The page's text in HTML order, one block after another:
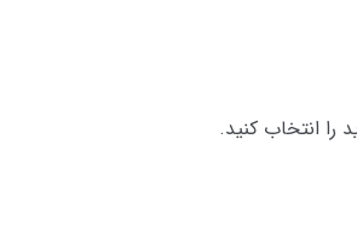
انتخاب کنید.